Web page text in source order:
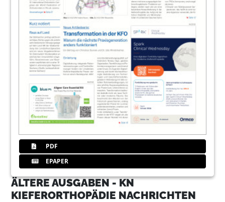
PDF
EPAPER
ÄLTERE AUSGABEN - KN
KIEFERORTHOPÄDIE NACHRICHTEN